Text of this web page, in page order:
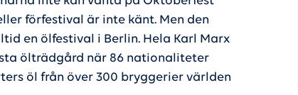
förfestival är inte känt. Men den
en ölfestival i Berlin. Hela Karl Marx
ölträdgård när 86 nationaliteter
öl från över 300 bryggerier världen